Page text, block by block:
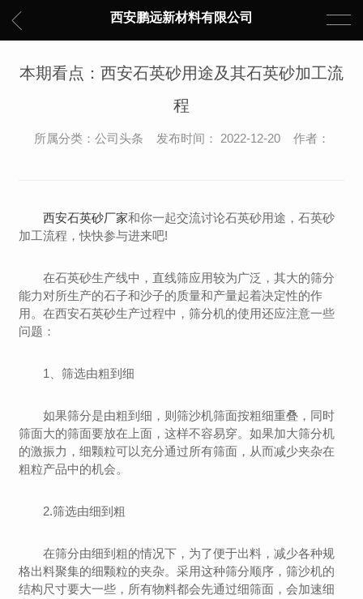
西安鹏远新材料有限公司
本期看点：西安石英砂用途及其石英砂加工流
程
所属分类：公司头条 发布时间： 2022-12-20 作者：
西安石英砂厂家和你一起交流讨论石英砂用途，石英砂
加工流程，快快参与进来吧!
在石英砂生产线中，直线筛应用较为广泛，其大的筛分
能力对所生产的石子和沙子的质量和产量起着决定性的作
用。在西安石英砂生产过程中，筛分机的使用还应注意一些
问题：
1、筛选由粗到细
如果筛分是由粗到细，则筛沙机筛面按粗细重叠，同时
筛面大的筛面要放在上面，这样不容易穿。如果加大筛分机
的激振力，细颗粒可以充分通过所有筛面，从而减少夹杂在
粗粒产品中的机会。
2.筛选由细到粗
在筛分由细到粗的情况下，为了便于出料，减少各种规
格出料聚集的细颗粒的夹杂。采用这种筛分顺序，筛沙机的
结构尺寸要大一些，所有物料都会先通过细筛面，会加速细